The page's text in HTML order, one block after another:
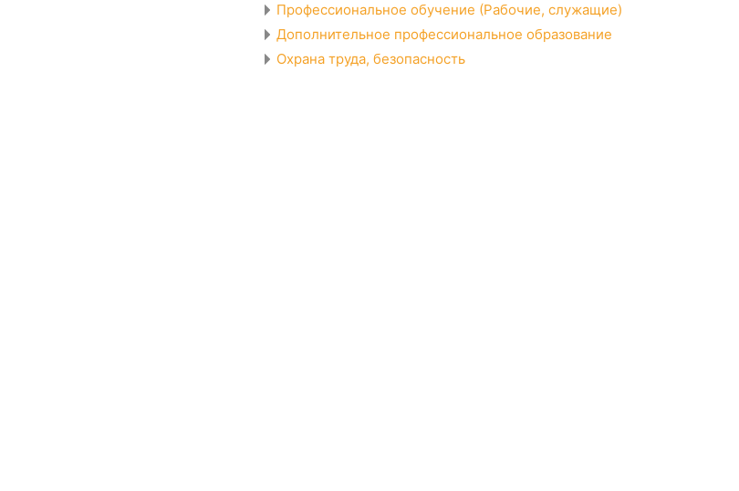
Профессиональное обучение (Рабочие, служащие)
Дополнительное профессиональное образование
Охрана труда, безопасность